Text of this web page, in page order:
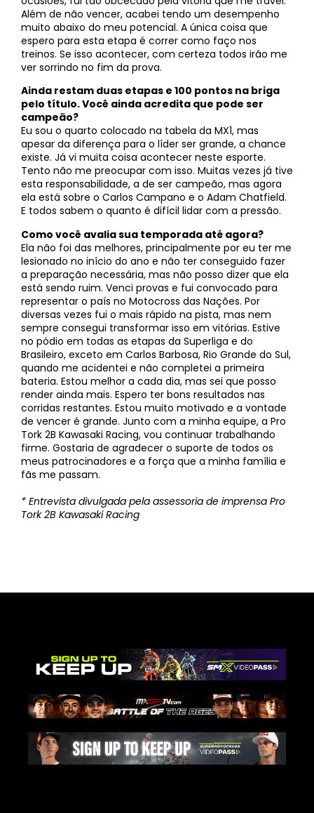
Além de não vencer, acabei tendo um desempenho
muito abaixo do meu potencial. A única coisa que
espero para esta etapa é correr como faço nos
treinos. Se isso acontecer, com certeza todos irão me
ver sorrindo no fim da prova.
Ainda restam duas etapas e 100 pontos na briga
pelo título. Você ainda acredita que pode ser
campeão?
Eu sou o quarto colocado na tabela da MX1, mas
apesar da diferença para o líder ser grande, a chance
existe. Já vi muita coisa acontecer neste esporte.
Tento não me preocupar com isso. Muitas vezes já tive
esta responsabilidade, a de ser campeão, mas agora
ela está sobre o Carlos Campano e o Adam Chatfield.
E todos sabem o quanto é difícil lidar com a pressão.
Como você avalia sua temporada até agora?
Ela não foi das melhores, principalmente por eu ter me
lesionado no início do ano e não ter conseguido fazer
a preparação necessária, mas não posso dizer que ela
está sendo ruim. Venci provas e fui convocado para
representar o país no Motocross das Nações. Por
diversas vezes fui o mais rápido na pista, mas nem
sempre consegui transformar isso em vitórias. Estive
no pódio em todas as etapas da Superliga e do
Brasileiro, exceto em Carlos Barbosa, Rio Grande do Sul,
quando me acidentei e não completei a primeira
bateria. Estou melhor a cada dia, mas sei que posso
render ainda mais. Espero ter bons resultados nas
corridas restantes. Estou muito motivado e a vontade
de vencer é grande. Junto com a minha equipe, a Pro
Tork 2B Kawasaki Racing, vou continuar trabalhando
firme. Gostaria de agradecer o suporte de todos os
meus patrocinadores e a força que a minha família e
fãs me passam.
* Entrevista divulgada pela assessoria de imprensa Pro
Tork 2B Kawasaki Racing